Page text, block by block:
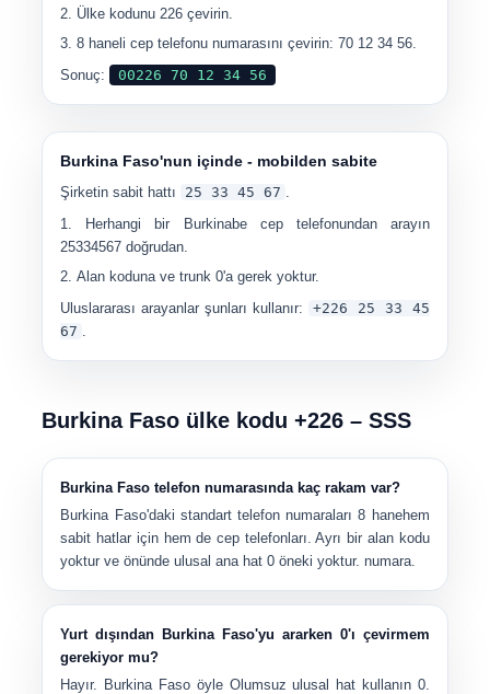
Ülke kodunu 226 çevirin.
8 haneli cep telefonu numarasını çevirin: 70 12 34 56.
Sonuç:
00226 70 12 34 56
Burkina Faso'nun içinde - mobilden sabite
Şirketin sabit hattı 25 33 45 67
Herhangi bir Burkinabe cep telefonundan arayın
25334567 doğrudan.
Alan koduna ve trunk 0'a gerek yoktur.
Uluslararası arayanlar şunları kullanır:
+226 25 33 45
67
Burkina Faso ülke kodu +226 – SSS
Burkina Faso telefon numarasında kaç rakam var?
Burkina Faso'daki standart telefon numaraları8 hanehem
sabit hatlar için hem de cep telefonları. Ayrı bir alan kodu
yoktur ve önünde ulusal ana hat 0 öneki yoktur. numara.
Yurt dışından Burkina Faso'yu ararken 0'ı çevirmem
gerekiyor mu?
Hayır. Burkina Faso öyle Olumsuz ulusal hat kullanın 0.